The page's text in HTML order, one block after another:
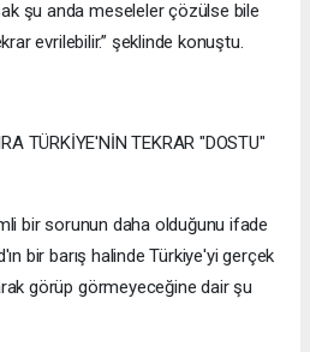
şu anda meseleler çözülse bile
evrilebilir.” şeklinde konuştu.
TÜRKİYE'NİN TEKRAR "DOSTU"
bir sorunun daha olduğunu ifade
bir barış halinde Türkiye'yi gerçek
görüp görmeyeceğine dair şu